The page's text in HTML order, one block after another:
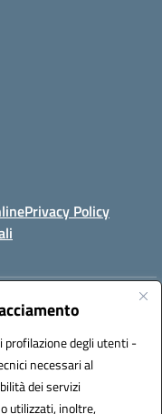
degli utenti -
necessari al
dei servizi
utilizzati, inoltre,
Privacy Policy
(VV)